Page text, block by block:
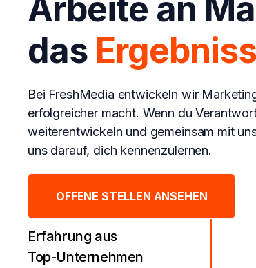
Arbeite an
das
Bei FreshMedia entwickeln wir
erfolgreicher macht. Wenn du
weiterentwickeln und gemeinsam mit
uns darauf, dich kennenzulernen.
OFFENE STELLEN ANSEHEN
Erfahrung aus
Top-Unternehmen